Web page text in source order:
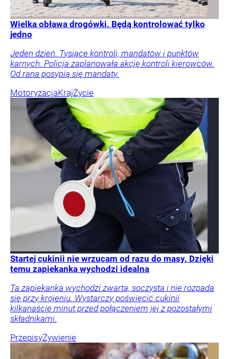
Wielka obława drogówki. Będą kontrolować tylko
jedno
Jeden dzień. Tysiące kontroli, mandatów i punktów
karnych. Policja zaplanowała akcję kontroli kierowców.
Od rana posypią się mandaty.
MotoryzacjaKrajŻycie
Startej cukinii nie wrzucam od razu do masy. Dzięki
temu zapiekanka wychodzi idealna
Ta zapiekanka wychodzi zwarta, soczysta i nie rozpada
się przy krojeniu. Wystarczy poświęcić cukinii
kilkanaście minut przed połączeniem jej z pozostałymi
składnikami.
PrzepisyŻywienie